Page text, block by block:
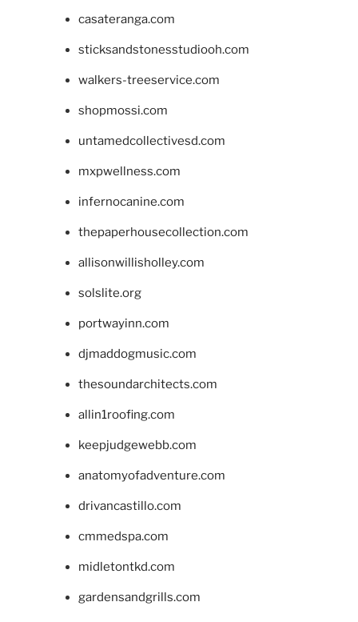
casateranga.com
sticksandstonesstudiooh.com
walkers-treeservice.com
shopmossi.com
untamedcollectivesd.com
mxpwellness.com
infernocanine.com
thepaperhousecollection.com
allisonwillisholley.com
solslite.org
portwayinn.com
djmaddogmusic.com
thesoundarchitects.com
allin1roofing.com
keepjudgewebb.com
anatomyofadventure.com
drivancastillo.com
cmmedspa.com
midletontkd.com
gardensandgrills.com